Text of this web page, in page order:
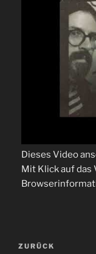
Dieses Video
Mit Klick auf das
Vorheriger
ZURÜCK